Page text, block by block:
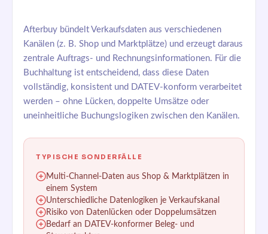
Afterbuy bündelt Verkaufsdaten aus verschiedenen
Kanälen (z. B. Shop und Marktplätze) und erzeugt daraus
zentrale Auftrags- und Rechnungsinformationen. Für die
Buchhaltung ist entscheidend, dass diese Daten
vollständig, konsistent und DATEV-konform verarbeitet
werden – ohne Lücken, doppelte Umsätze oder
uneinheitliche Buchungslogiken zwischen den Kanälen.
TYPISCHE SONDERFÄLLE
Multi-Channel-Daten aus Shop & Marktplätzen in
einem System
Unterschiedliche Datenlogiken je Verkaufskanal
Risiko von Datenlücken oder Doppelumsätzen
Bedarf an DATEV-konformer Beleg- und